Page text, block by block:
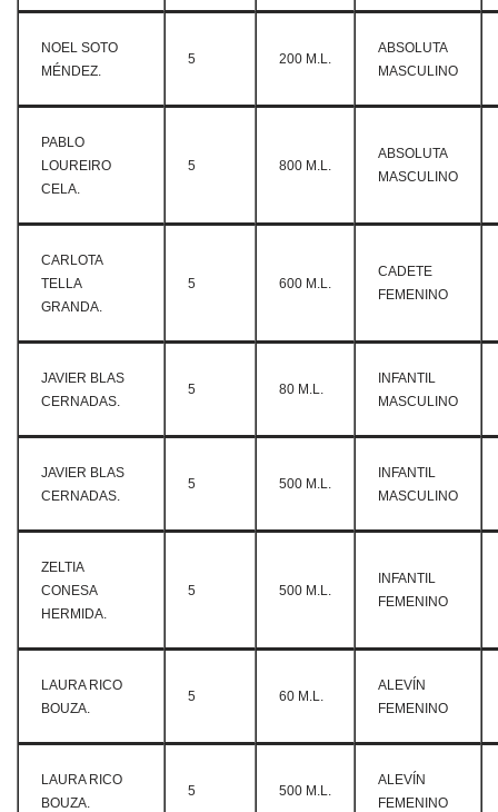
NOEL SOTO
MÉNDEZ.
5 200 M.L.
ABSOLUTA
MASCULINO
PABLO
LOUREIRO
CELA.
5 800 M.L.
ABSOLUTA
MASCULINO
CARLOTA
TELLA
GRANDA.
5 600 M.L.
CADETE
FEMENINO
JAVIER BLAS
CERNADAS.
5 80 M.L.
INFANTIL
MASCULINO
JAVIER BLAS
CERNADAS.
5 500 M.L.
INFANTIL
MASCULINO
ZELTIA
CONESA
HERMIDA.
5 500 M.L.
INFANTIL
FEMENINO
LAURA RICO
BOUZA.
5 60 M.L.
ALEVÍN
FEMENINO
LAURA RICO
BOUZA.
5 500 M.L.
ALEVÍN
FEMENINO